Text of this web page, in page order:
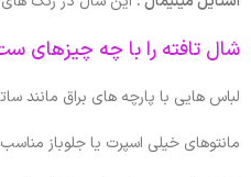
شال تافته را با چه چیزهای
لباس هایی با پارچه های براق مانند
مانتوهای خیلی اسپرت یا جلوباز